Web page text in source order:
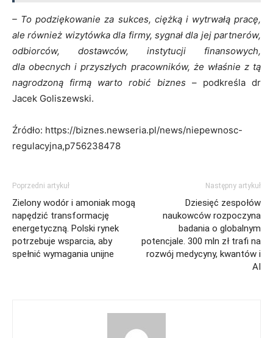
– To podziękowanie za sukces, ciężką i wytrwałą pracę,
ale również wizytówka dla firmy, sygnał dla jej partnerów,
odbiorców, dostawców, instytucji finansowych,
dla obecnych i przyszłych pracowników, że właśnie z tą
nagrodzoną firmą warto robić biznes – podkreśla dr
Jacek Goliszewski.
Źródło: https://biznes.newseria.pl/news/niepewnosc-
regulacyjna,p756238478
Poprzedni artykuł
Zielony wodór i amoniak mogą
napędzić transformację
energetyczną. Polski rynek
potrzebuje wsparcia, aby
spełnić wymagania unijne
Następny artykuł
Dziesięć zespołów
naukowców rozpoczyna
badania o globalnym
potencjale. 300 mln zł trafi na
rozwój medycyny, kwantów i
AI